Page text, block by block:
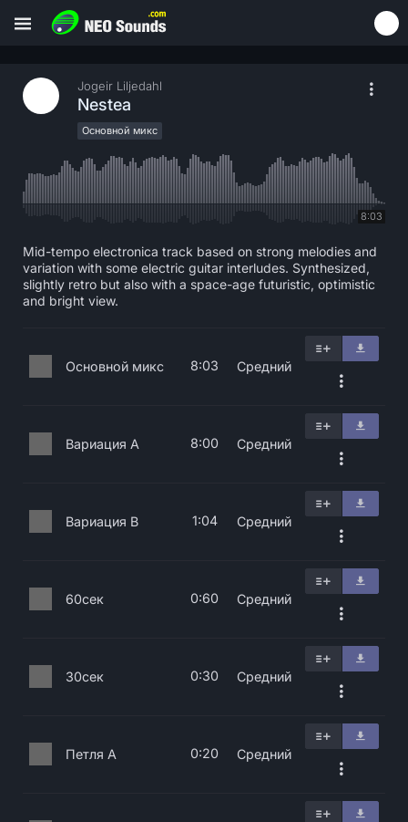
Jogeir Liljedahl
Nestea
Основной микс
8:03
Mid-tempo electronica track based on strong melodies and
variation with some electric guitar interludes. Synthesized,
slightly retro but also with a space-age futuristic, optimistic
and bright view.
Основной микс 8:03 Средний
Вариация A 8:00 Средний
Вариация B 1:04 Средний
60сек 0:60 Средний
30сек 0:30 Средний
Петля A 0:20 Средний